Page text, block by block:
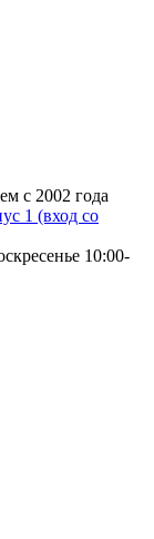
с 2002 года
1 (вход со
10:00-